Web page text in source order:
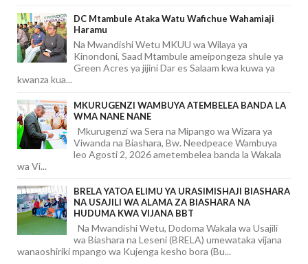
DC Mtambule Ataka Watu Wafichue Wahamiaji
Haramu
Na Mwandishi Wetu MKUU wa Wilaya ya
Kinondoni, Saad Mtambule ameipongeza shule ya
Green Acres ya jijini Dar es Salaam kwa kuwa ya
kwanza kua...
MKURUGENZI WAMBUYA ATEMBELEA BANDA LA
WMA NANE NANE
Mkurugenzi wa Sera na Mipango wa Wizara ya
Viwanda na Biashara, Bw. Needpeace Wambuya
leo Agosti 2, 2026 ametembelea banda la Wakala
wa Vi...
BRELA YATOA ELIMU YA URASIMISHAJI BIASHARA
NA USAJILI WA ALAMA ZA BIASHARA NA
HUDUMA KWA VIJANA BBT
Na Mwandishi Wetu, Dodoma Wakala wa Usajili
wa Biashara na Leseni (BRELA) umewataka vijana
wanaoshiriki mpango wa Kujenga kesho bora (Bu...